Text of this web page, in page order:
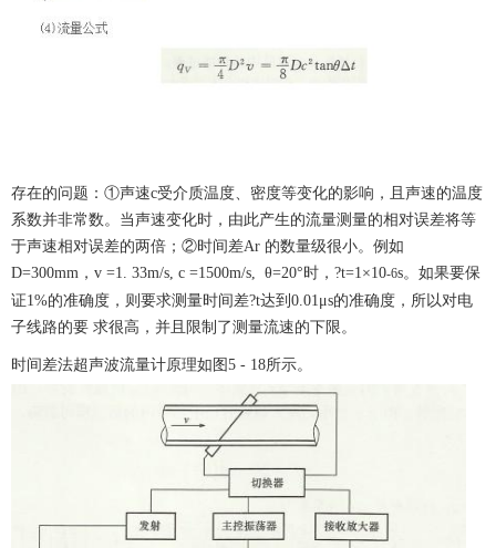
存在的问题： ①声速c受介质温度、密度等变化的影响，且声速的温度
系数并非常数。当声速变化时，由此产生的流量测量的相对误差将等
于声速相对误差的两倍；②时间差Ar 的数量级很小。例如
D=300mm，v =1. 33m/s, c =1500m/s, θ=20°时，?t=1×10-6s。如果要保
证1%的准确度，则要求测量时间差?t达到0.01μs的准确度，所以对电
子线路的要 求很高，并且限制了测量流速的下限。
时间差法超声波流量计原理如图 5 - 18所示。